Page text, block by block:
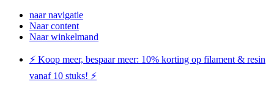
naar navigatie
Naar content
Naar winkelmand
⚡️ Koop meer, bespaar meer: ​​10% korting op filament & resin
vanaf 10 stuks! ⚡️